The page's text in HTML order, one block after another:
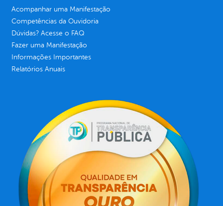
Acompanhar uma Manifestação
Competências da Ouvidoria
Dúvidas? Acesse o FAQ
Fazer uma Manifestação
Informações Importantes
Relatórios Anuais